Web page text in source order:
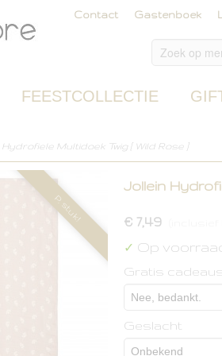
Contact Gastenboek
FEESTCOLLECTIE
Hydrofiele Multidoek Twig [ Wild Rose ]
P. stuk!
Jollein
€ 7,49
✓ Op
Gratis
Geslacht